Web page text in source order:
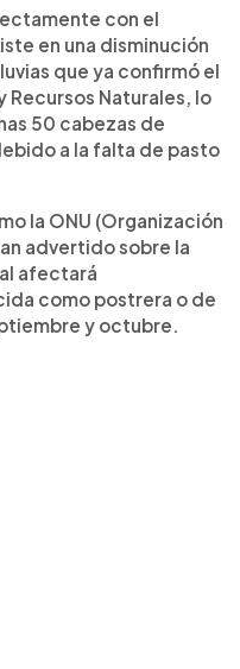
con el
en una disminución
que ya confirmó el
Recursos Naturales, lo
50 cabezas de
a la falta de pasto
la ONU (Organización
advertido sobre la
afectará
como postrera o de
y octubre.